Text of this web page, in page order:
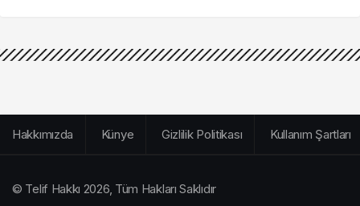
Hakkımızda Künye Gizlilik Politikası Kullanım Şartları
© Telif Hakkı 2026, Tüm Hakları Saklıdır